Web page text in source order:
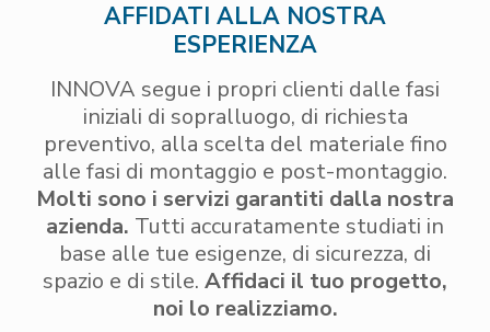
AFFIDATI ALLA NOSTRA
ESPERIENZA
INNOVA segue i propri clienti dalle fasi
iniziali di sopralluogo, di richiesta
preventivo, alla scelta del materiale fino
alle fasi di montaggio e post-montaggio.
Molti sono i servizi garantiti dalla nostra
azienda. Tutti accuratamente studiati in
base alle tue esigenze, di sicurezza, di
spazio e di stile. Affidaci il tuo progetto,
noi lo realizziamo.